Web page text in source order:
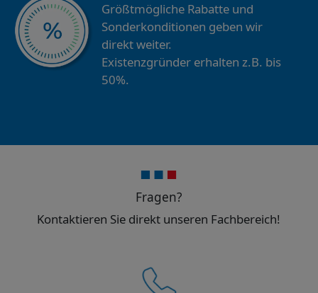
Größtmögliche Rabatte und
Sonderkonditionen geben wir
direkt weiter.
Existenzgründer erhalten z.B. bis
50%.
Fragen?
Kontaktieren Sie direkt unseren Fachbereich!